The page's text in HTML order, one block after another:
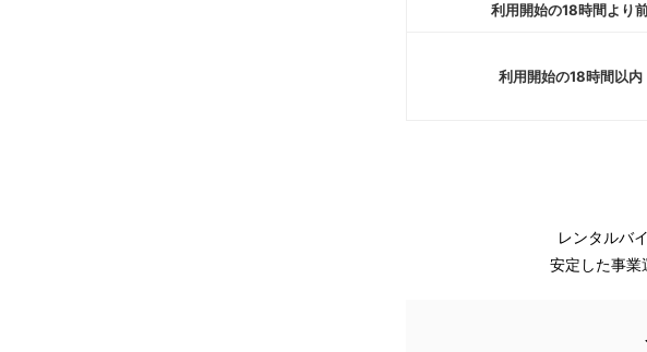
利用開始の18時間より
利用開始の18時間以内
レンタルバ
安定した事業